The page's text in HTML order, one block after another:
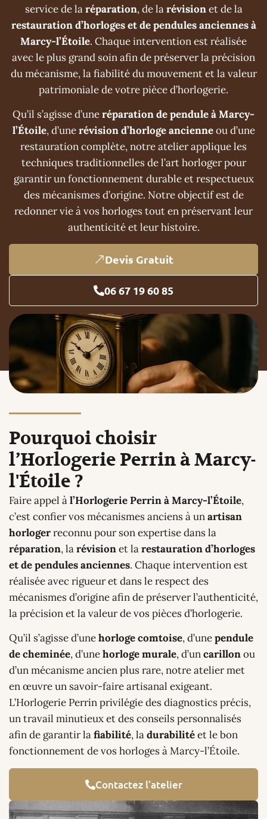
service de laréparation, de larévisionet de la
restauration d’horloges et de pendules anciennes à
Marcy-l’Étoile. Chaque intervention est réalisée
avec le plus grand soin afin de préserver la précision
du mécanisme, la fiabilité du mouvement et la valeur
patrimoniale de votre pièce d’horlogerie.
Qu’il s’agisse d’uneréparation de pendule à Marcy-
l’Étoile, d’unerévision d’horloge ancienneou d’une
restauration complète, notre atelier applique les
techniques traditionnelles de l’art horloger pour
garantir un fonctionnement durable et respectueux
des mécanismes d’origine. Notre objectif est de
redonner vie à vos horloges tout en préservant leur
authenticité et leur histoire.
Devis Gratuit
06 67 19 60 85
Pourquoi choisir
l’Horlogerie Perrin à Marcy-
l'Étoile ?
Faire appel àl’Horlogerie Perrin à Marcy-l’Étoile,
c’est confier vos mécanismes anciens à unartisan
horlogerreconnu pour son expertise dans la
réparation, larévisionet larestauration d’horloges
et de pendules anciennes. Chaque intervention est
réalisée avec rigueur et dans le respect des
mécanismes d’origine afin de préserver l’authenticité,
la précision et la valeur de vos pièces d’horlogerie.
Qu’il s’agisse d’unehorloge comtoise, d’unependule
de cheminée, d’unehorloge murale, d’uncarillonou
d’un mécanisme ancien plus rare, notre atelier met
en œuvre un savoir-faire artisanal exigeant.
L’Horlogerie Perrin privilégie des diagnostics précis,
un travail minutieux et des conseils personnalisés
afin de garantir lafiabilité, ladurabilitéet le bon
fonctionnement de vos horloges à Marcy-l’Étoile.
Contactez l’atelier